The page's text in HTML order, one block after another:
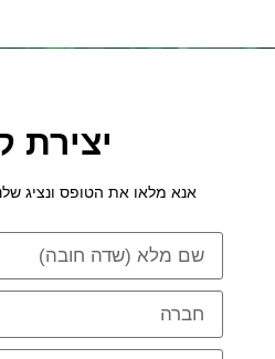
יצירת
אנא מלאו את הטופס ונציג